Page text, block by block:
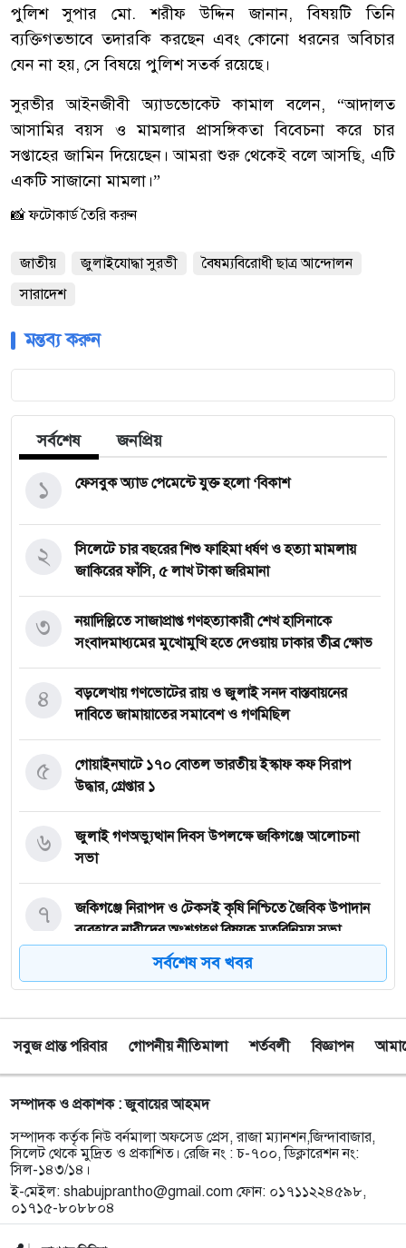
পুলিশ সুপার মো. শরীফ উদ্দিন জানান, বিষয়টি তিনি
ব্যক্তিগতভাবে তদারকি করছেন এবং কোনো ধরনের অবিচার
যেন না হয়, সে বিষয়ে পুলিশ সতর্ক রয়েছে।
‎সুরভীর আইনজীবী অ্যাডভোকেট কামাল বলেন, “আদালত
আসামির বয়স ও মামলার প্রাসঙ্গিকতা বিবেচনা করে চার
সপ্তাহের জামিন দিয়েছেন। আমরা শুরু থেকেই বলে আসছি, এটি
একটি সাজানো মামলা।”
📸 ফটোকার্ড তৈরি করুন
জাতীয় জুলাইযোদ্ধা সুরভী
বৈষম্যবিরোধী ছাত্র আন্দোলন
সারাদেশ
মন্তব্য করুন
সর্বশেষ জনপ্রিয়
ফেসবুক অ্যাড পেমেন্টে যুক্ত হলো ‘বিকাশ
১
সিলেটে চার বছরের শিশু ফাহিমা ধর্ষণ ও হত্যা মামলায়
জাকিরের ফাঁসি, ৫ লাখ টাকা জরিমানা
২
নয়াদিল্লিতে সাজাপ্রাপ্ত গণহত্যাকারী শেখ হাসিনাকে
সংবাদমাধ্যমের মুখোমুখি হতে দেওয়ায় ঢাকার তীব্র ক্ষোভ
৩
বড়লেখায় গণভোটের রায় ও জুলাই সনদ বাস্তবায়নের
দাবিতে জামায়াতের সমাবেশ ও গণমিছিল
৪
গোয়াইনঘাটে ১৭০ বোতল ভারতীয় ইস্কাফ কফ সিরাপ
উদ্ধার, গ্রেপ্তার ১
৫
জুলাই গণঅভ্যুত্থান দিবস উপলক্ষে জকিগঞ্জে আলোচনা
সভা
৬
জকিগঞ্জে নিরাপদ ও টেকসই কৃষি নিশ্চিতে জৈবিক উপাদান
ব্যবহারে নারীদের অংশগ্রহণ বিষয়ক মতবিনিময় সভা
৭
টাঙ্গুয়ার হাওর অবৈধভাবে অনুপ্রবেশের দায়ে ৬ হাউসবোটে
৮
সেপ্টেম্বর থেকে সিলেট ওসমানী বিমানবন্দরে ফের বিদেশি
ফ্লাইট চালু করছে সালামএয়ার
৯
জকিগঞ্জে প্রাইম মিনিস্টার্স গোল্ডকাপ ফুটবল টুর্নামেন্ট
উপলক্ষে প্রস্তুতিমূলক সভা
১০
যশোরের স্কুলছাত্রীকে নিয়ে সিলেটে আত্মগোপন, মাজার
গেট থেকে গ্রেফতার হবিগঞ্জের যুবক
১১
সর্বশেষ সব খবর
সবুজ প্রান্ত পরিবার গোপনীয় নীতিমালা শর্তবলী বিজ্ঞাপন
সম্পাদক ও প্রকাশক : জুবায়ের আহমদ
সম্পাদক কর্তৃক নিউ বর্নমালা অফসেড প্রেস, রাজা ম্যানশন,জিন্দাবাজার,
সিলেট থেকে মুদ্রিত ও প্রকাশিত। রেজি নং : চ-৭০০, ডিক্লারেশন নং:
সিল-১৪৩/১৪।
ই-মেইল: shabujprantho@gmail.com ফোন: ০১৭১১২২৪৫৯৮,
০১৭১৫-৮০৮৮০৪